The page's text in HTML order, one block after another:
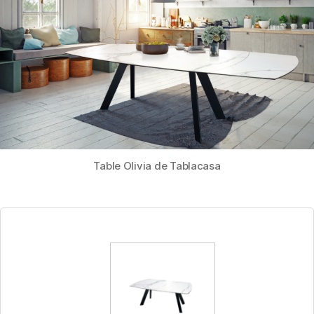
Table Olivia de Tablacasa